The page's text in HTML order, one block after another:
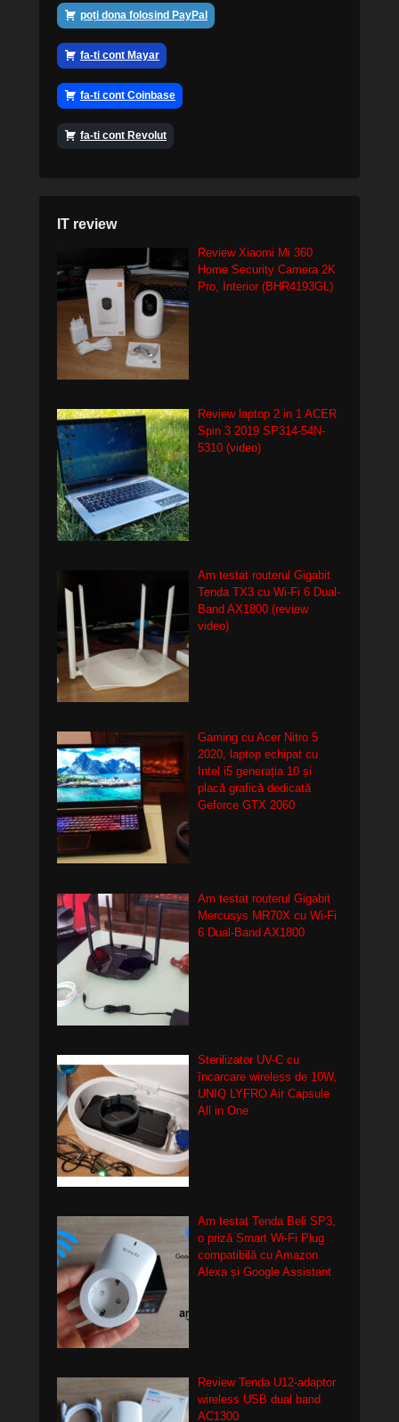
poți dona folosind PayPal
fa-ti cont Mayar
fa-ti cont Coinbase
fa-ti cont Revolut
IT review
Review Xiaomi Mi 360
Home Security Camera 2K
Pro, Interior (BHR4193GL)
Review laptop 2 in 1 ACER
Spin 3 2019 SP314-54N-
5310 (video)
Am testat routerul Gigabit
Tenda TX3 cu Wi-Fi 6 Dual-
Band AX1800 (review
video)
Gaming cu Acer Nitro 5
2020, laptop echipat cu
Intel i5 generația 10 și
placă grafică dedicată
Geforce GTX 2060
Am testat routerul Gigabit
Mercusys MR70X cu Wi-Fi
6 Dual-Band AX1800
Sterilizator UV-C cu
încarcare wireless de 10W,
UNIQ LYFRO Air Capsule
All in One
Am testat Tenda Beli SP3,
o priză Smart Wi-Fi Plug
compatibilă cu Amazon
Alexa și Google Assistant
Review Tenda U12-adaptor
wireless USB dual band
AC1300